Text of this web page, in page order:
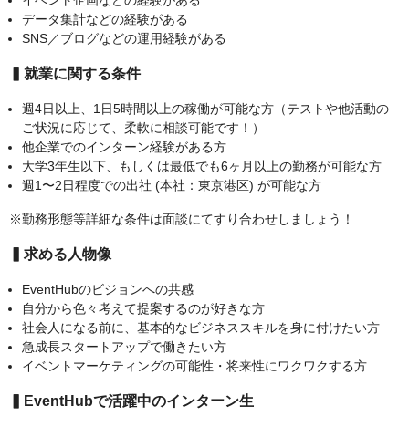
データ集計などの経験がある
SNS／ブログなどの運用経験がある
▍就業に関する条件
週4日以上、1日5時間以上の稼働が可能な方（テストや他活動の
ご状況に応じて、柔軟に相談可能です！）
他企業でのインターン経験がある方
大学3年生以下、もしくは最低でも6ヶ月以上の勤務が可能な方
週1〜2日程度での出社 (本社：東京港区) が可能な方
※勤務形態等詳細な条件は面談にてすり合わせしましょう！
▍求める人物像
EventHubのビジョンへの共感
自分から色々考えて提案するのが好きな方
社会人になる前に、基本的なビジネススキルを身に付けたい方
急成長スタートアップで働きたい方
イベントマーケティングの可能性・将来性にワクワクする方
▍EventHubで活躍中のインターン生